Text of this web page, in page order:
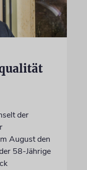
der
August den
58-Jährige